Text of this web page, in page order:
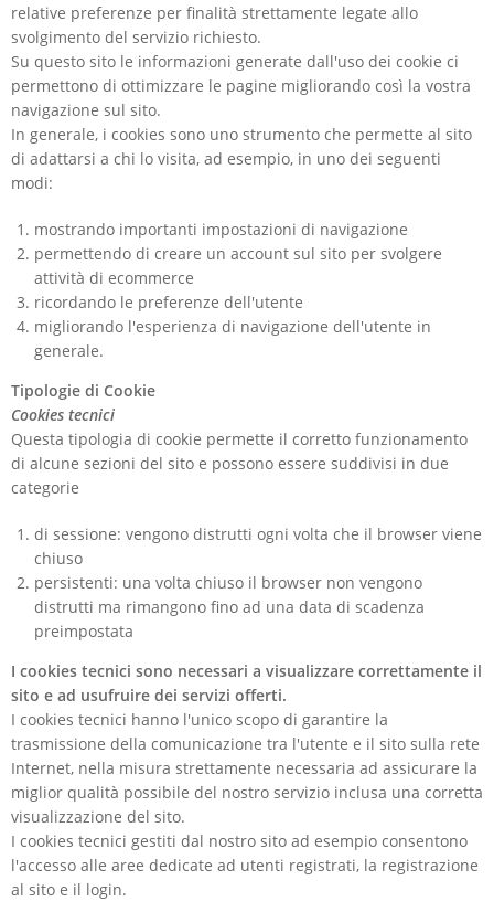
relative preferenze per finalità strettamente legate allo
svolgimento del servizio richiesto.
Su questo sito le informazioni generate dall'uso dei cookie ci
permettono di ottimizzare le pagine migliorando così la vostra
navigazione sul sito.
In generale, i cookies sono uno strumento che permette al sito
di adattarsi a chi lo visita, ad esempio, in uno dei seguenti
modi:
mostrando importanti impostazioni di navigazione
permettendo di creare un account sul sito per svolgere
attività di ecommerce
ricordando le preferenze dell'utente
migliorando l'esperienza di navigazione dell'utente in
generale.
Tipologie di Cookie
Cookies tecnici
Questa tipologia di cookie permette il corretto funzionamento
di alcune sezioni del sito e possono essere suddivisi in due
categorie
di sessione: vengono distrutti ogni volta che il browser viene
chiuso
persistenti: una volta chiuso il browser non vengono
distrutti ma rimangono fino ad una data di scadenza
preimpostata
I cookies tecnici sono necessari a visualizzare correttamente il
sito e ad usufruire dei servizi offerti.
I cookies tecnici hanno l'unico scopo di garantire la
trasmissione della comunicazione tra l'utente e il sito sulla rete
Internet, nella misura strettamente necessaria ad assicurare la
miglior qualità possibile del nostro servizio inclusa una corretta
visualizzazione del sito.
I cookies tecnici gestiti dal nostro sito ad esempio consentono
l'accesso alle aree dedicate ad utenti registrati, la registrazione
al sito e il login.